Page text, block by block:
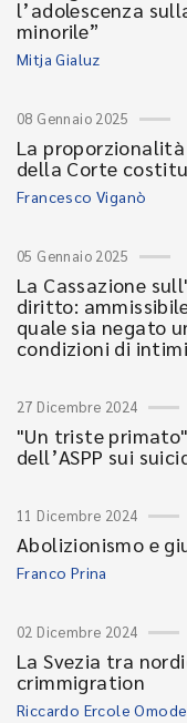
l’adolescenza
minorile”
Mitja Gialuz
08 Gennaio 2025
La
della Corte
Francesco Viganò
05 Gennaio 2025
La Cassazione
diritto:
quale sia negato
condizioni di
27 Dicembre 2024
"Un triste
dell’ASPP sui
11 Dicembre 2024
Abolizionismo e
Franco Prina
02 Dicembre 2024
La Svezia tra
crimmigration
Riccardo Ercole